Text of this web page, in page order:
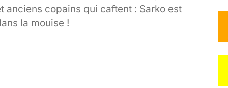
anciens copains qui caftent : Sarko est
la mouise !